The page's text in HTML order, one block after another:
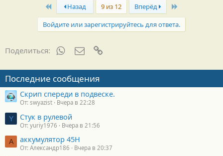
First Назад 9 из 12 Вперёд Last
Войдите или зарегистрируйтесь для ответа.
Поделиться: WhatsAppЭлектронная почта
Последние сообщения
Скрип спереди в подвеске.
От: swyazist Вчера в 22:28
Y Стук в рулевой
От: yuriy1976 Вчера в 21:56
А аккумулятор 45H
От: Александр186 Вчера в 20:37